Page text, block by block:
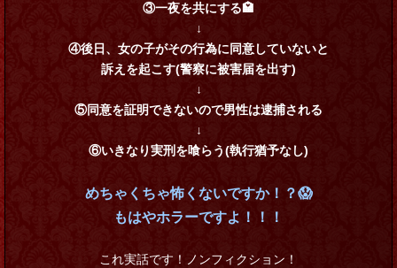
③一夜を共にする🏩
↓
④後日、女の子がその行為に同意していないと
訴えを起こす(警察に被害届を出す)
↓
⑤同意を証明できないので男性は逮捕される
↓
⑥いきなり実刑を喰らう(執行猶予なし)
めちゃくちゃ怖くないですか！？😱
もはやホラーですよ！！！
これ実話です！ノンフィクション！